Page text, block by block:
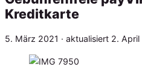
Kreditkarte
Veröffentlicht
5. März 2021 · aktualisiert 2. April